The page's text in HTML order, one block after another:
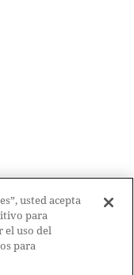
usted acepta
para
el uso del
para